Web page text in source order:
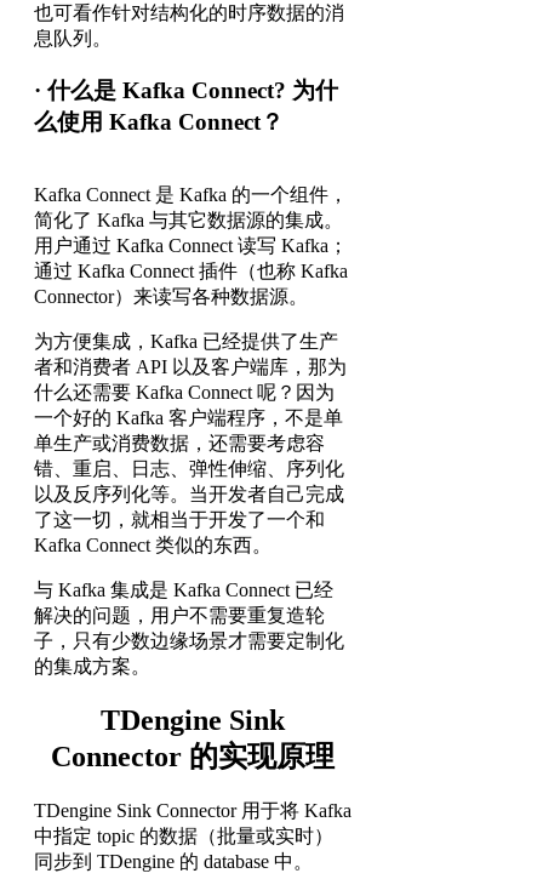
也可看作针对结构化的时序数据的消
息队列。
· 什么是 Kafka Connect? 为什
么使用 Kafka Connect？
Kafka Connect 是 Kafka 的一个组件，
简化了 Kafka 与其它数据源的集成。
用户通过 Kafka Connect 读写 Kafka；
通过 Kafka Connect 插件（也称 Kafka
Connector）来读写各种数据源。
为方便集成，Kafka 已经提供了生产
者和消费者 API 以及客户端库，那为
什么还需要 Kafka Connect 呢？因为
一个好的 Kafka 客户端程序，不是单
单生产或消费数据，还需要考虑容
错、重启、日志、弹性伸缩、序列化
以及反序列化等。当开发者自己完成
了这一切，就相当于开发了一个和
Kafka Connect 类似的东西。
与 Kafka 集成是 Kafka Connect 已经
解决的问题，用户不需要重复造轮
子，只有少数边缘场景才需要定制化
的集成方案。
TDengine Sink
Connector 的实现原理
TDengine Sink Connector 用于将 Kafka
中指定 topic 的数据（批量或实时）
同步到 TDengine 的 database 中。